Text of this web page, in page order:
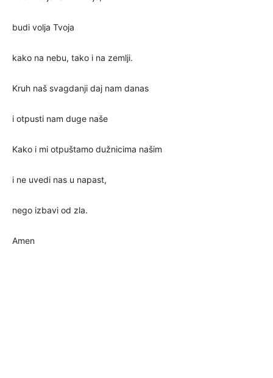
budi volja Tvoja
kako na nebu, tako i na zemlji.
Kruh naš svagdanji daj nam danas
i otpusti nam duge naše
Kako i mi otpuštamo dužnicima našim
i ne uvedi nas u napast,
nego izbavi od zla.
Amen